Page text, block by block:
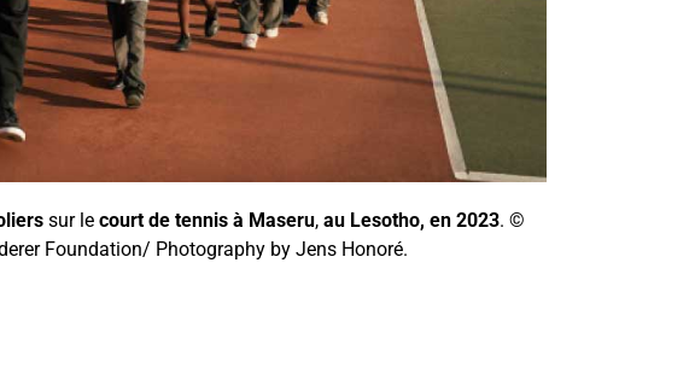
sur lecourt de tennis à Maseru,au Lesotho, en 2023. ©
Foundation/ Photography by Jens Honoré.